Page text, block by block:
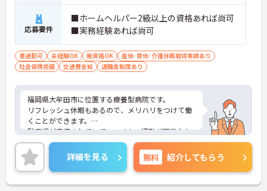
応募要件
■ホームヘルパー2級以上の資格あれば尚可
■実務経験あれば尚可
車通勤可 未経験OK 無資格OK
産休･育休･介護休暇取得実績あり
社会保険完備
交通費支給 退職金制度あり
福岡県大牟田市に位置する療養型病院です。
リフレッシュ休暇もあるので、メリハリをつけて働
くことができます。
駐車場が完備されていて、マイカー通勤が可能なた
め、通勤に便利です。
ご興味をお持ちの方はお気軽にお問い合わせくださ
い。
詳細を見る 無料 紹介してもらう